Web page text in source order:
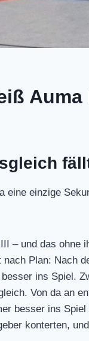
Auma
eine einzige
– und das ohne
Plan: Nach
ins Spiel.
Von da an
besser ins
konterten,